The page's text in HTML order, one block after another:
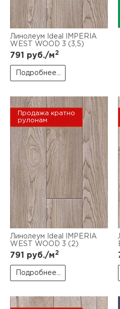
Линолеум Ideal IMPERIA
WEST WOOD 3 (3,5)
791 руб./м2
Подробнее...
Продажа кратно
рулонам
Линолеум Ideal IMPERIA
WEST WOOD 3 (2)
791 руб./м2
Подробнее...